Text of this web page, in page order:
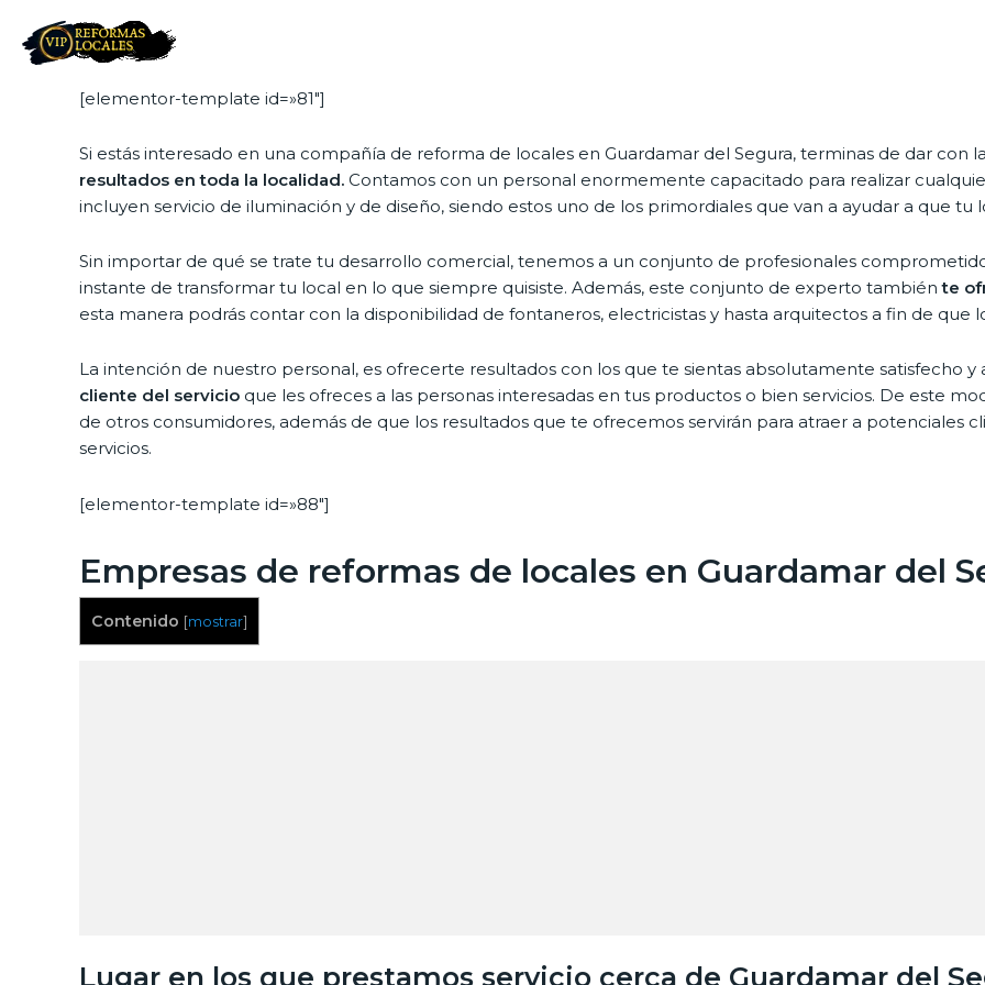
[elementor-template id=»81″]
Si estás interesado en una compañía de reforma de locales en Guardamar del Segura, terminas de dar con
resultados en toda la localidad. Contamos con un personal enormemente capacitado para realizar
incluyen servicio de iluminación y de diseño, siendo estos uno de los primordiales que van a ayudar a que
Sin importar de qué se trate tu desarrollo comercial, tenemos a un conjunto de profesionales
instante de transformar tu local en lo que siempre quisiste. Además, este conjunto de experto tambiénte
esta manera podrás contar con la disponibilidad de fontaneros, electricistas y hasta arquitectos a fin de que
La intención de nuestro personal, es ofrecerte resultados con los que te sientas absolutamente satisfecho y
cliente del servicio que les ofreces a las personas interesadas en tus productos o bien servicios. De este
de otros consumidores, además de que los resultados que te ofrecemos servirán para atraer a potenciales
servicios.
[elementor-template id=»88″]
Empresas de reformas de locales en Guardamar del
Contenido [mostrar]
Lugar en los que prestamos servicio cerca de Guardamar del